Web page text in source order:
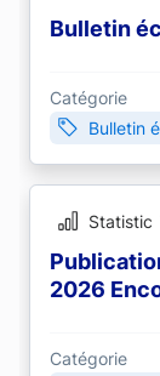
Bulletin
Catégorie
Bulletin
Statistic
2026
Catégorie